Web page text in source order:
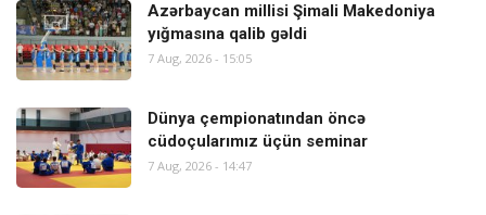
Azərbaycan millisi Şimali Makedoniya
yığmasına qalib gəldi
7 Aug, 2026 - 15:05
Dünya çempionatından öncə
cüdoçularımız üçün seminar
7 Aug, 2026 - 14:47